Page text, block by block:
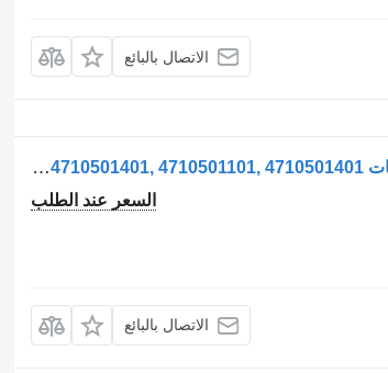
الاتصال بالبائع
عمود الكامات Ax cu came (arbore cu came) لـ الشاحنات Mercedes-Benz A4710501101, A4710501401, 4710501101, 4710501401
السعر عند الطلب
الاتصال بالبائع